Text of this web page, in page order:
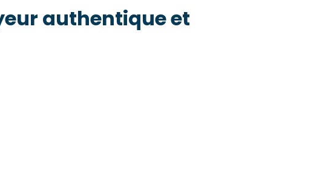
authentique et